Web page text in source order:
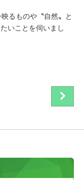
るものや〝自然〟と
いことを伺いまし